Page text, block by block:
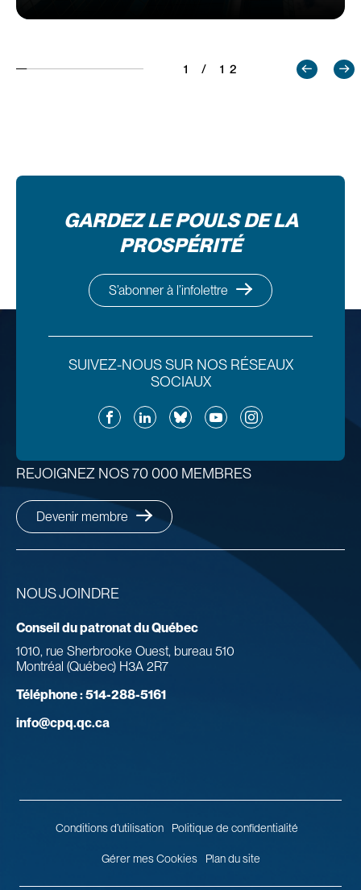
1 / 12
GARDEZ LE POULS DE LA
PROSPÉRITÉ
S’abonner à l’infolettre
SUIVEZ-NOUS SUR NOS RÉSEAUX
SOCIAUX
FacebookLinkedInBlueskyYouTubeInstagram
NOUS JOINDRE
Conseil du patronat du Québec
1010, rue Sherbrooke Ouest, bureau 510
Montréal (Québec) H3A 2R7
Téléphone :514-288-5161
info@cpq.qc.ca
REJOIGNEZ NOS 70 000 MEMBRES
Devenir membre
Conditions d’utilisation Politique de confidentialité
Gérer mes Cookies Plan du site